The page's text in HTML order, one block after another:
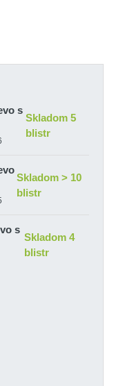
s
Skladom 5
blistr
Skladom > 10
blistr
s
Skladom 4
blistr